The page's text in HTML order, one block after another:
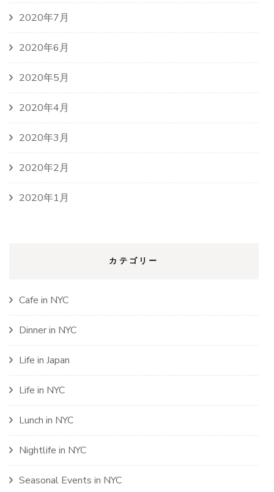
2020年7月
2020年6月
2020年5月
2020年4月
2020年3月
2020年2月
2020年1月
カテゴリー
Cafe in NYC
Dinner in NYC
Life in Japan
Life in NYC
Lunch in NYC
Nightlife in NYC
Seasonal Events in NYC